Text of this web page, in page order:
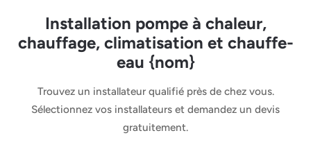
Installation pompe à chaleur,
chauffage, climatisation et chauffe-
eau {nom}
Trouvez un installateur qualifié près de chez vous.
Sélectionnez vos installateurs et demandez un devis
gratuitement.